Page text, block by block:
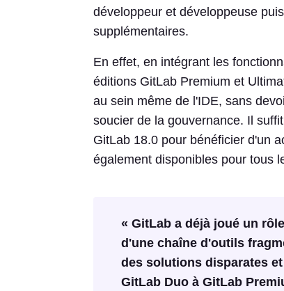
développeur et développeuse
supplémentaires.
En effet, en intégrant les
éditions GitLab Premium et
au sein même de l'IDE, sans
soucier de la gouvernance. Il
GitLab 18.0 pour bénéficier d'un
également disponibles pour tous
« GitLab a déjà joué un
d'une chaîne d'outils
des solutions disparates
GitLab Duo à GitLab